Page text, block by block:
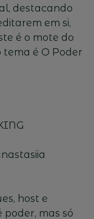
destacando
em si,
é o mote do
tema é O Poder
host e
mas só